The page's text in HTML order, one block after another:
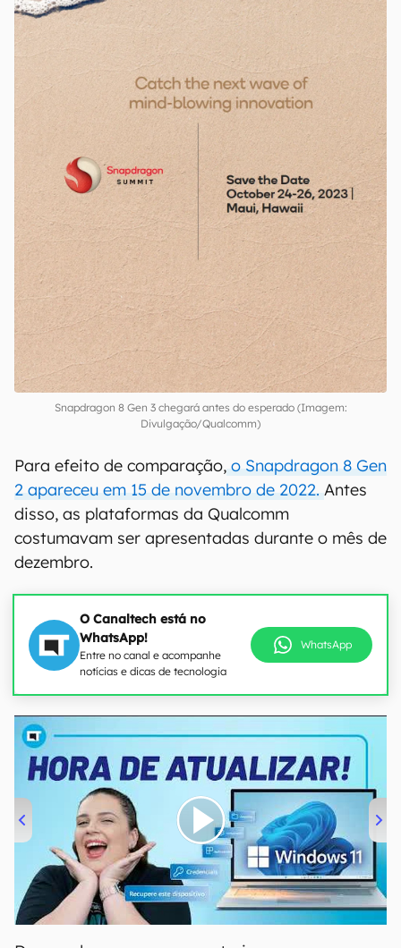
Snapdragon 8 Gen 3 chegará antes do esperado (Imagem:
Divulgação/Qualcomm)
Para efeito de comparação, o Snapdragon 8 Gen
2 apareceu em 15 de novembro de 2022. Antes
disso, as plataformas da Qualcomm
costumavam ser apresentadas durante o mês de
dezembro.
O Canaltech está no
WhatsApp!
Entre no canal e acompanhe
notícias e dicas de tecnologia
WhatsApp
00:00 04:52